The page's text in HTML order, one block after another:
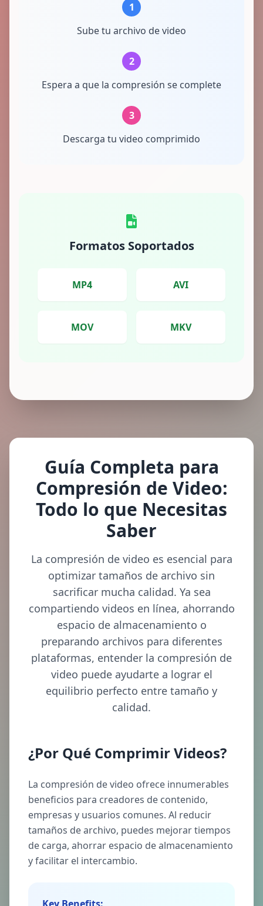
1
Sube tu archivo de video
2
Espera a que la compresión se complete
3
Descarga tu video comprimido
Formatos Soportados
MP4 AVI
MOV MKV
Guía Completa para
Compresión de Video:
Todo lo que Necesitas
Saber
La compresión de video es esencial para
optimizar tamaños de archivo sin
sacrificar mucha calidad. Ya sea
compartiendo videos en línea, ahorrando
espacio de almacenamiento o
preparando archivos para diferentes
plataformas, entender la compresión de
video puede ayudarte a lograr el
equilibrio perfecto entre tamaño y
calidad.
¿Por Qué Comprimir Videos?
La compresión de video ofrece innumerables
beneficios para creadores de contenido,
empresas y usuarios comunes. Al reducir
tamaños de archivo, puedes mejorar tiempos
de carga, ahorrar espacio de almacenamiento
y facilitar el intercambio.